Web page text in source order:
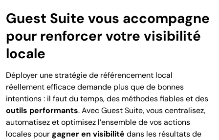
Guest Suite vous accompagne
pour renforcer votre visibilité
locale
Déployer une stratégie de référencement local
réellement efficace demande plus que de bonnes
intentions : il faut du temps, des méthodes fiables et des
outils performants. Avec Guest Suite, vous centralisez,
automatisez et optimisez l’ensemble de vos actions
locales pourgagner en visibilité dans les résultats de